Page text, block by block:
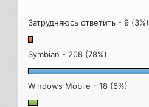
Затрудняюсь ответить - 9 (3%)
Symbian - 208 (78%)
Windows Mobile - 18 (6%)